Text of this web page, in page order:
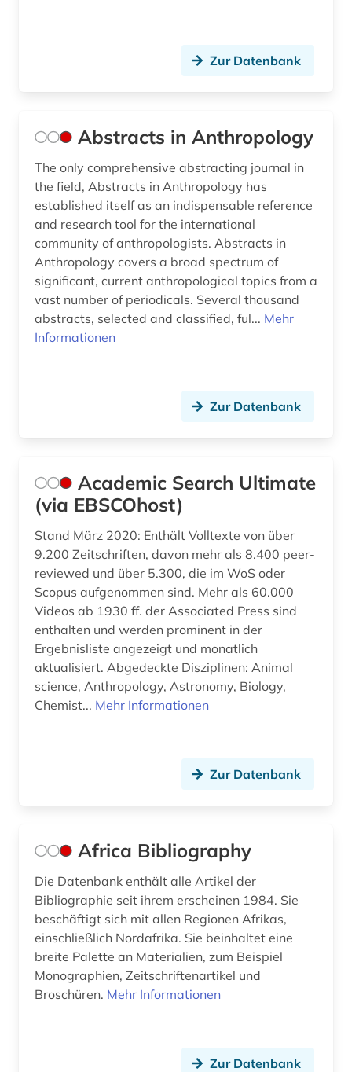
biographie (2)
biologie (1)
biologische anthropologie (1)
biowissenschaften (1)
bochum (1)
book e (1)
bosnien-herzegowina (1)
briefsammlung (2)
buchwissenschaft (1)
buddhismus (1)
burkina faso (1)
byzantinistik (1)
byzanz (1)
bänkelsang (1)
bündnerromanisch (1)
china (4)
christianisierung (1)
community currency (1)
corpora (1)
cultures (1)
Palaestina (1)
Polen (1)
Portugal (2)
Rheinland-Pfalz (1)
Roemisches Reich (3)
Rumänien (3)
Sachsen (2)
Sachsen-Anhalt (1)
Schleswig-Holstein (1)
Schweden (31)
Schweiz (2)
Serbien (3)
Skandinavien (3)
Slowakei (1)
Slowenien (2)
Suedosteuropa (2)
Thueringen (1)
Tschechische Republik (2)
Tuerkei (1)
USA (11)
Zur Datenbank
Abstracts in Anthropology
The only comprehensive abstracting journal in
the field, Abstracts in Anthropology has
established itself as an indispensable reference
and research tool for the international
community of anthropologists. Abstracts in
Anthropology covers a broad spectrum of
significant, current anthropological topics from a
vast number of periodicals. Several thousand
abstracts, selected and classified, ful... Mehr
Informationen
Zur Datenbank
Academic Search Ultimate
(via EBSCOhost)
Stand März 2020: Enthält Volltexte von über
9.200 Zeitschriften, davon mehr als 8.400 peer-
reviewed und über 5.300, die im WoS oder
Scopus aufgenommen sind. Mehr als 60.000
Videos ab 1930 ff. der Associated Press sind
enthalten und werden prominent in der
Ergebnisliste angezeigt und monatlich
aktualisiert. Abgedeckte Disziplinen: Animal
science, Anthropology, Astronomy, Biology,
Chemist... Mehr Informationen
Zur Datenbank
Africa Bibliography
Die Datenbank enthält alle Artikel der
Bibliographie seit ihrem erscheinen 1984. Sie
beschäftigt sich mit allen Regionen Afrikas,
einschließlich Nordafrika. Sie beinhaltet eine
breite Palette an Materialien, zum Beispiel
Monographien, Zeitschriftenartikel und
Broschüren. Mehr Informationen
Zur Datenbank